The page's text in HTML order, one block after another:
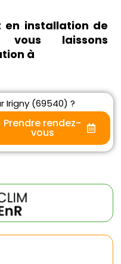
en installation de
vous laissons
à
Irigny (69540) ?
Prendre rendez-
vous